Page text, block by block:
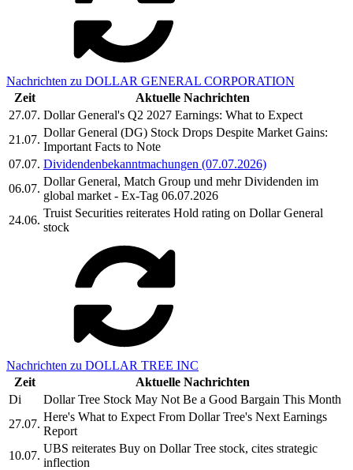
Nachrichten zu DOLLAR GENERAL CORPORATION
Zeit
Aktuelle Nachrichten
27.07. Dollar General's Q2 2027 Earnings: What to Expect
21.07.
Dollar General (DG) Stock Drops Despite Market Gains:
Important Facts to Note
07.07. Dividendenbekanntmachungen (07.07.2026)
06.07.
Dollar General, Match Group und mehr Dividenden im
global market - Ex-Tag 06.07.2026
24.06.
Truist Securities reiterates Hold rating on Dollar General
stock
Nachrichten zu DOLLAR TREE INC
Zeit
Aktuelle Nachrichten
Di
Dollar Tree Stock May Not Be a Good Bargain This Month
27.07.
Here's What to Expect From Dollar Tree's Next Earnings
Report
10.07.
UBS reiterates Buy on Dollar Tree stock, cites strategic
inflection